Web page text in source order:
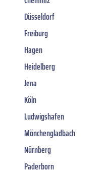
Düsseldorf
Freiburg
Hagen
Heidelberg
Jena
Köln
Ludwigshafen
Mönchengladbach
Nürnberg
Paderborn